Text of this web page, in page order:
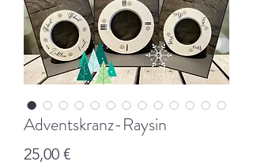
Adventskranz-Raysin
25,00 €Preis